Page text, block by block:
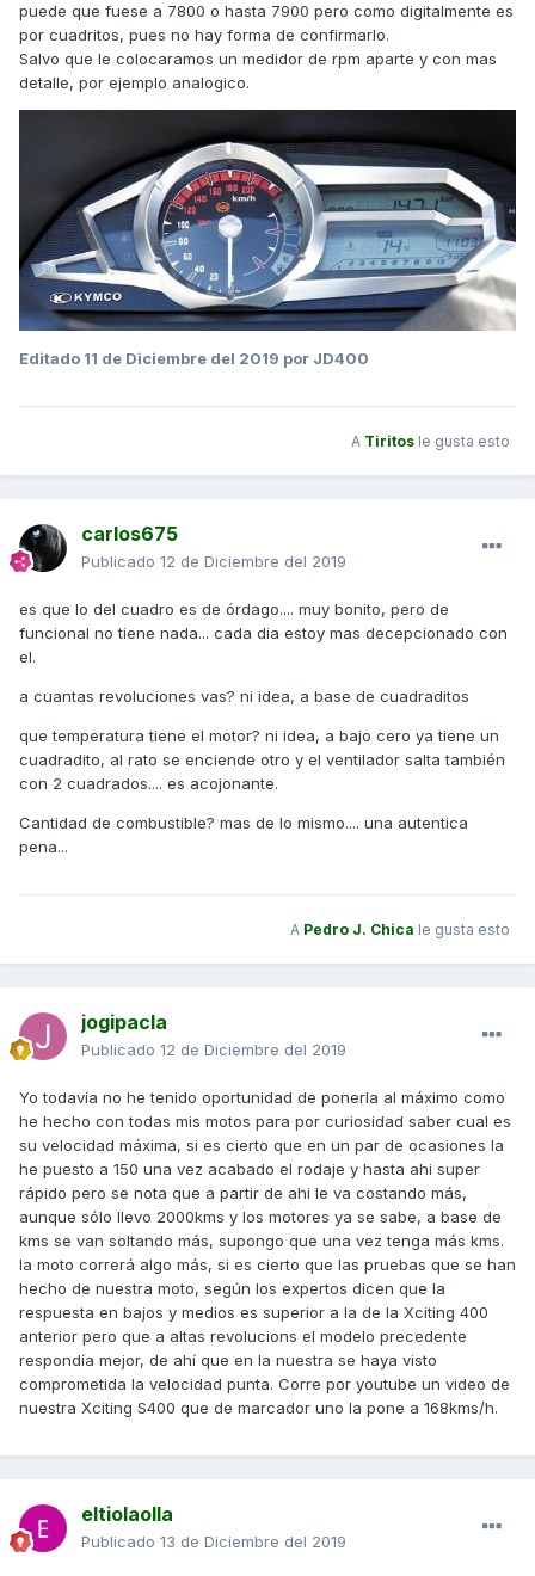
puede que fuese a 7800 o hasta 7900 pero como digitalmente es
por cuadritos, pues no hay forma de confirmarlo.
Salvo que le colocaramos un medidor de rpm aparte y con mas
detalle, por ejemplo analogico.
Editado 11 de Diciembre del 2019 por JD400
A Tiritos le gusta esto
carlos675
Publicado 12 de Diciembre del 2019
es que lo del cuadro es de órdago.... muy bonito, pero de
funcional no tiene nada... cada dia estoy mas decepcionado con
el.
a cuantas revoluciones vas? ni idea, a base de cuadraditos
que temperatura tiene el motor? ni idea, a bajo cero ya tiene un
cuadradito, al rato se enciende otro y el ventilador salta también
con 2 cuadrados.... es acojonante.
Cantidad de combustible? mas de lo mismo.... una autentica
pena...
A Pedro J. Chica le gusta esto
jogipacla
Publicado 12 de Diciembre del 2019
Yo todavía no he tenido oportunidad de ponerla al máximo como
he hecho con todas mis motos para por curiosidad saber cual es
su velocidad máxima, si es cierto que en un par de ocasiones la
he puesto a 150 una vez acabado el rodaje y hasta ahi super
rápido pero se nota que a partir de ahi le va costando más,
aunque sólo llevo 2000kms y los motores ya se sabe, a base de
kms se van soltando más, supongo que una vez tenga más kms.
la moto correrá algo más, si es cierto que las pruebas que se han
hecho de nuestra moto, según los expertos dicen que la
respuesta en bajos y medios es superior a la de la Xciting 400
anterior pero que a altas revolucions el modelo precedente
respondía mejor, de ahí que en la nuestra se haya visto
comprometida la velocidad punta. Corre por youtube un video de
nuestra Xciting S400 que de marcador uno la pone a 168kms/h.
eltiolaolla
Publicado 13 de Diciembre del 2019